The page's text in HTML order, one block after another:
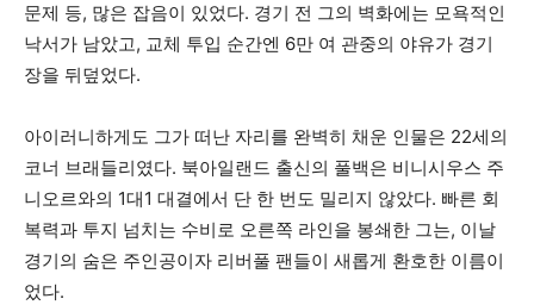
문제 등, 많은 잡음이 있었다. 경기 전 그의 벽화에는 모욕적인
낙서가 남았고, 교체 투입 순간엔 6만 여 관중의 야유가 경기
장을 뒤덮었다.
아이러니하게도 그가 떠난 자리를 완벽히 채운 인물은 22세의
코너 브래들리였다. 북아일랜드 출신의 풀백은 비니시우스 주
니오르와의 1대1 대결에서 단 한 번도 밀리지 않았다. 빠른 회
복력과 투지 넘치는 수비로 오른쪽 라인을 봉쇄한 그는, 이날
경기의 숨은 주인공이자 리버풀 팬들이 새롭게 환호한 이름이
었다.